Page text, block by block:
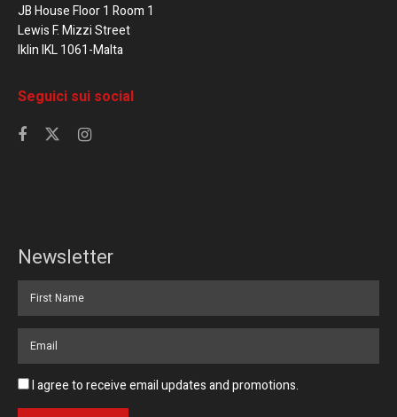
JB House Floor 1 Room 1
Lewis F. Mizzi Street
Iklin IKL 1061-Malta
Seguici sui social
Newsletter
I agree to receive email updates and promotions.